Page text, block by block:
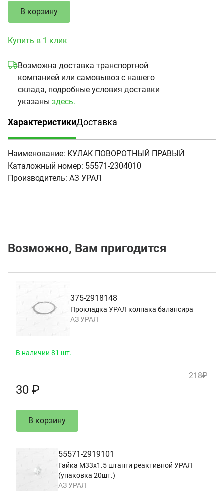
В корзину
Купить в 1 клик
Возможна доставка транспортной
компанией или самовывоз с нашего
склада, подробные условия доставки
указаны здесь.
Характеристики
(активная вкладка)
Доставка
Наименование: КУЛАК ПОВОРОТНЫЙ ПРАВЫЙ
Каталожный номер: 55571-2304010
Производитель: АЗ УРАЛ
Возможно, Вам пригодится
375-2918148
Прокладка УРАЛ колпака балансира
АЗ УРАЛ
В наличии 81 шт.
218₽
30 ₽
В корзину
55571-2919101
Гайка М33х1.5 штанги реактивной УРАЛ
(упаковка 20шт.)
АЗ УРАЛ